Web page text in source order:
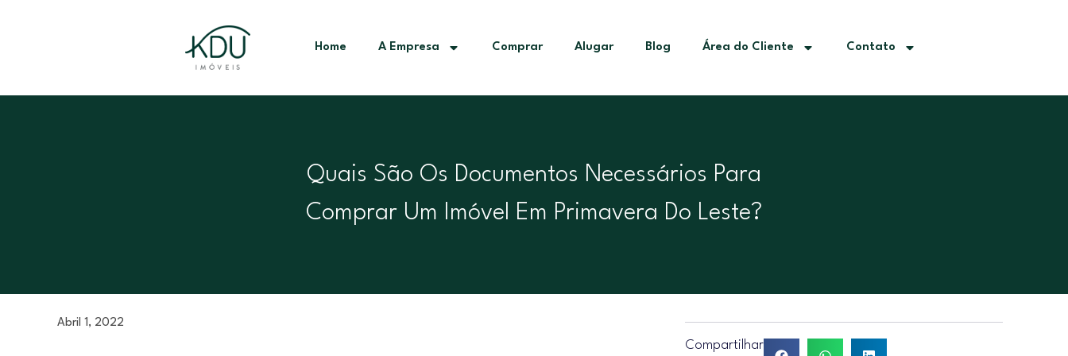
Home A Empresa Comprar Alugar Blog Área do Cliente Contato
Quais São Os Documentos Necessários Para
Comprar Um Imóvel Em Primavera Do Leste?
Abril 1, 2022
Compartilhar